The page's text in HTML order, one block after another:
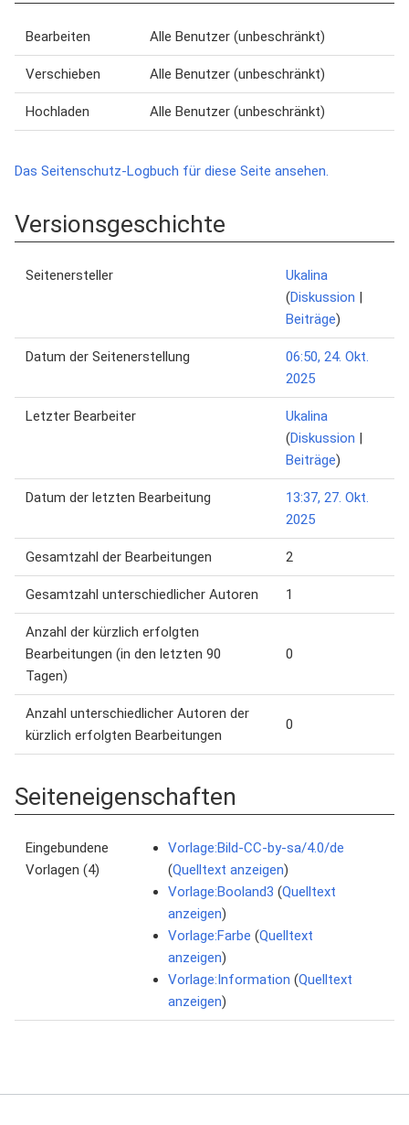
Bearbeiten Alle Benutzer (unbeschränkt)
Verschieben Alle Benutzer (unbeschränkt)
Hochladen Alle Benutzer (unbeschränkt)
Das Seitenschutz-Logbuch für diese Seite ansehen.
Versionsgeschichte
Seitenersteller
Ukalina
(Diskussion |
Beiträge)
Datum der Seitenerstellung
06:50, 24. Okt.
2025
Letzter Bearbeiter
Ukalina
(Diskussion |
Beiträge)
Datum der letzten Bearbeitung
13:37, 27. Okt.
2025
Gesamtzahl der Bearbeitungen 2
Gesamtzahl unterschiedlicher Autoren 1
Anzahl der kürzlich erfolgten
Bearbeitungen (in den letzten 90
Tagen)
0
Anzahl unterschiedlicher Autoren der
kürzlich erfolgten Bearbeitungen
0
Seiteneigenschaften
Eingebundene
Vorlagen (4)
Vorlage:Bild-CC-by-sa/4.0/de
(Quelltext anzeigen)
Vorlage:Booland3 (Quelltext
anzeigen)
Vorlage:Farbe (Quelltext
anzeigen)
Vorlage:Information (Quelltext
anzeigen)